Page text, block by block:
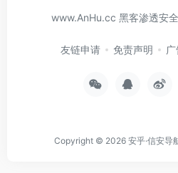
www.AnHu.cc 黑客渗透安
友链申请 免责声明
Copyright © 2026 安乎·信安导